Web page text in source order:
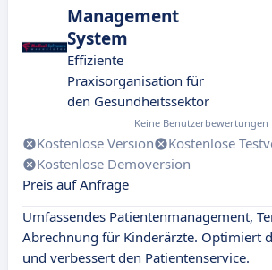
Management
System
Effiziente
Praxisorganisation für
den Gesundheitssektor
Keine Benutzerbewertungen
Kostenlose Version
Kostenlose
Kostenlose Demoversion
Preis auf Anfrage
Umfassendes Patientenmanagement,
Abrechnung für Kinderärzte. Optimiert
und verbessert den Patientenservice.